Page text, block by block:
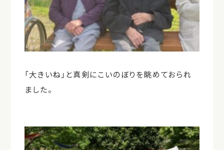
「大きいね」と真剣にこいのぼりを眺めておられ
ました。